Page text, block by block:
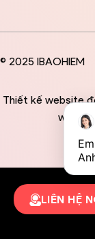
© 2025 IBAOHIEM
Thiết kế website
LIÊN HỆ